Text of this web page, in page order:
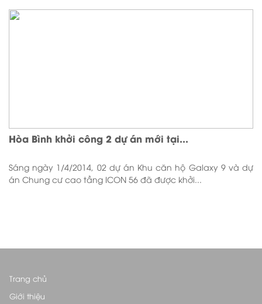
Hòa Bình khởi công 2 dự án mới tại...
Sáng ngày 1/4/2014, 02 dự án Khu căn hộ Galaxy 9 và dự
án Chung cư cao tầng ICON 56 đã được khởi...
Trang chủ
Giới thiệu